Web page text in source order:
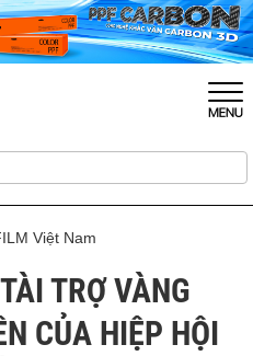
Việt Nam
TRỢ VÀNG
CỦA HIỆP HỘI